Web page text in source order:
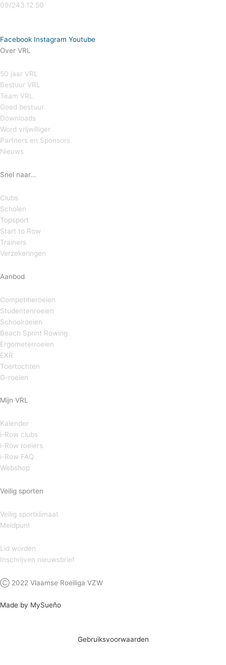
09/243.12.50
Facebook Instagram Youtube
Over VRL
50 jaar VRL
Bestuur VRL
Team VRL
Goed bestuur
Downloads
Word vrijwilliger
Partners en Sponsors
Nieuws
Snel naar…
Clubs
Scholen
Topsport
Start to Row
Trainers
Verzekeringen
Aanbod
Competitieroeien
Studentenroeien
Schoolroeien
Beach Sprint Rowing
Ergometerroeien
EXR
Toertochten
G-roeien
Mijn VRL
Kalender
i-Row clubs
i-Row roeiers
i-Row FAQ
Webshop
Veilig sporten
Veilig sportklimaat
Meldpunt
Lid worden
Inschrijven nieuwsbrief
Ⓒ 2022 Vlaamse Roeiliga VZW
Made by MySueño
Gebruiksvoorwaarden